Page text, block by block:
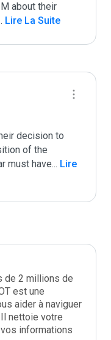
about their
Lire La Suite
decision to
of the
must have... Lire
de 2 millions de
est une
aider à naviguer
nettoie votre
informations